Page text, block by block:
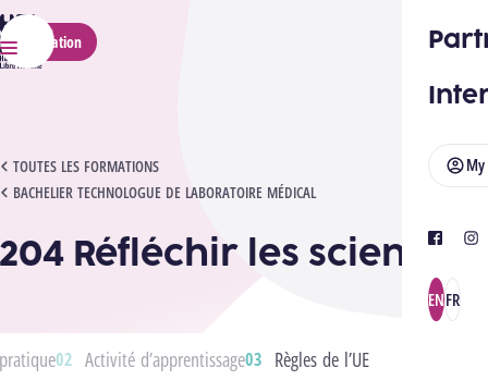
HELMo
Menu
My
facebook
ENFR
Application
TOUTES LES FORMATIONS
BACHELIER TECHNOLOGUE DE LABORATOIRE MÉDICAL
204 RÉFLÉCHIR LES SCIENCES
204 Réfléchir les sciences
Activité d’apprentissage Règles de l’UE